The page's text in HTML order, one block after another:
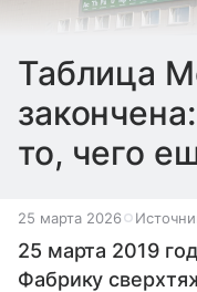
Таблица
то, чего
25 марта 2026
25 марта 2019
Фабрику